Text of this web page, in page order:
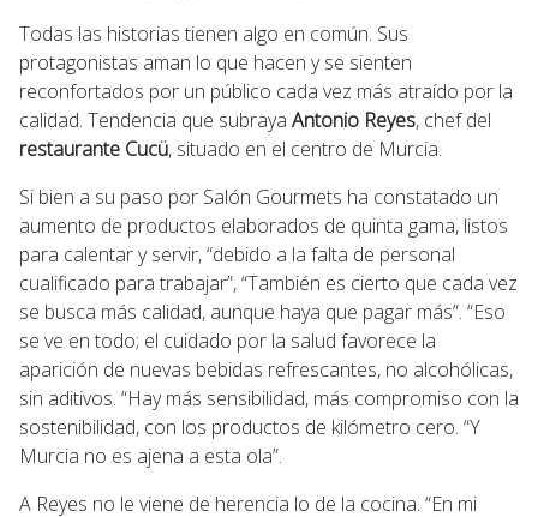
Todas las historias tienen algo en común. Sus
protagonistas aman lo que hacen y se sienten
reconfortados por un público cada vez más atraído por la
calidad. Tendencia que subraya Antonio Reyes, chef del
restaurante Cucü, situado en el centro de Murcia.
Si bien a su paso por Salón Gourmets ha constatado un
aumento de productos elaborados de quinta gama, listos
para calentar y servir, “debido a la falta de personal
cualificado para trabajar”, “También es cierto que cada vez
se busca más calidad, aunque haya que pagar más”. “Eso
se ve en todo; el cuidado por la salud favorece la
aparición de nuevas bebidas refrescantes, no alcohólicas,
sin aditivos. “Hay más sensibilidad, más compromiso con la
sostenibilidad, con los productos de kilómetro cero. “Y
Murcia no es ajena a esta ola”.
A Reyes no le viene de herencia lo de la cocina. “En mi